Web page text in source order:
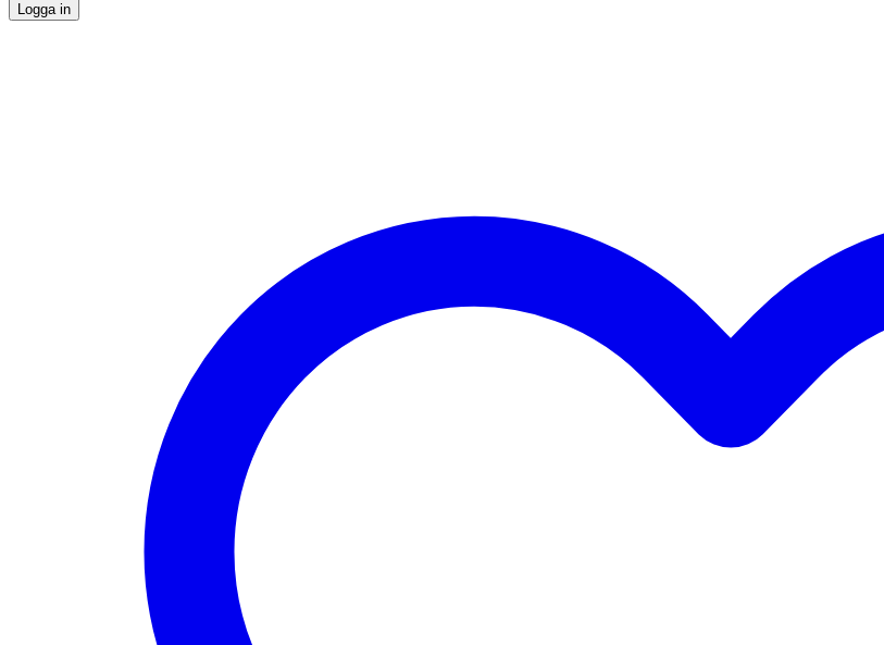
Logga in